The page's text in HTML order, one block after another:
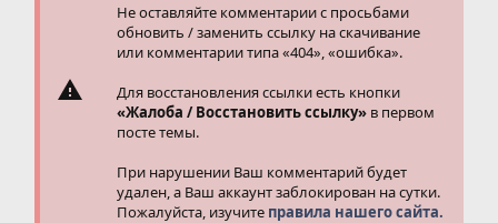
Не оставляйте комментарии с просьбами
обновить / заменить ссылку на скачивание
или комментарии типа «404», «ошибка».
Для восстановления ссылки есть кнопки
«Жалоба / Восстановить ссылку» в первом
посте темы.
При нарушении Ваш комментарий будет
удален, а Ваш аккаунт заблокирован на сутки.
Пожалуйста, изучите правила нашего сайта.